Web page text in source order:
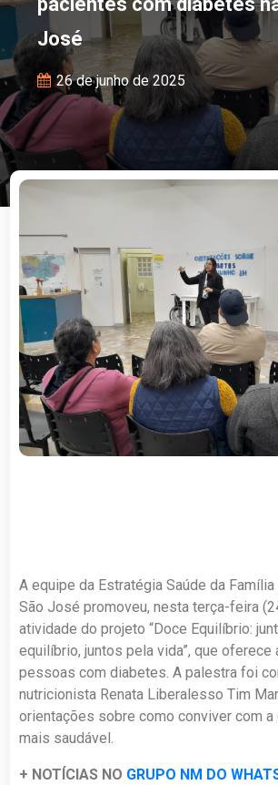
José
26 de junho de 2025
A equipe da Estratégia Saúde da Família
São José promoveu, nesta terça-feira
atividade do projeto “Doce Equilíbrio:
equilíbrio, juntos pela vida”, que oferece
pessoas com diabetes. A palestra foi
nutricionista Renata Liberalesso Tim
orientações sobre como conviver com
mais saudável.
+ NOTÍCIAS NO GRUPO NM DO